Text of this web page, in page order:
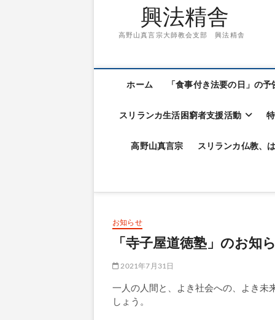
興法精舎
高野山真言宗大師教会支部 興法精舎
ホーム 「食事付き法要の日」の予
スリランカ生活困窮者支援活動
高野山真言宗 スリランカ仏教、
お知らせ
「寺子屋道徳塾」のお知
2021年7月31日
一人の人間と、よき社会への、よき未
しょう。